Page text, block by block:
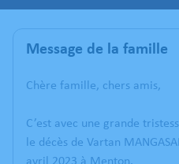
Message de la famille
Chère famille, chers amis,
C’est avec une grande
le décès de Vartan